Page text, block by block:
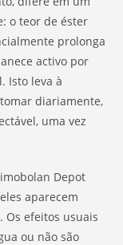
o teor de éster
prolonga
activo por
Isto leva à
diariamente,
uma vez
Depot
aparecem
Os efeitos usuais
ou não são